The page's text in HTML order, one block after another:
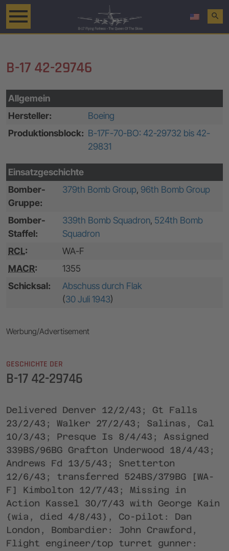
search
B-17 42-29746
Allgemein
Hersteller:
Boeing
Produktionsblock: B-17F-70-BO: 42-29732 bis 42-
29831
Einsatzgeschichte
Bomber-
Gruppe:
379th Bomb Group, 96th Bomb Group
Bomber-
Staffel:
339th Bomb Squadron, 524th Bomb
Squadron
RCL:
WA-F
MACR:
1355
Schicksal:
Abschuss durch Flak
(30 Juli 1943)
Werbung/Advertisement
GESCHICHTE DER
B-17 42-29746
Delivered Denver 12/2/43; Gt Falls
23/2/43; Walker 27/2/43; Salinas, Cal
10/3/43; Presque Is 8/4/43; Assigned
339BS/96BG Grafton Underwood 18/4/43;
Andrews Fd 13/5/43; Snetterton
12/6/43; transferred 524BS/379BG [WA-
F] Kimbolton 12/7/43; Missing in
Action Kassel 30/7/43 with George Kain
{wia, died 4/8/43}, Co-pilot: Dan
London, Bombardier: John Crawford,
Flight engineer/top turret gunner: